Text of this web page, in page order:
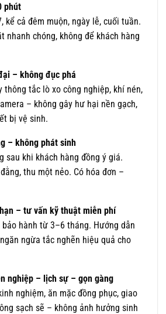
phút
kể cả đêm muộn, ngày lễ, cuối tuần.
nhanh chóng, không để khách hàng
– không đục phá
thông tắc lò xo công nghiệp, khí nén,
– không gây hư hại nền gạch,
bị vệ sinh.
– không phát sinh
sau khi khách hàng đồng ý giá.
thu một nẻo. Có hóa đơn –
– tư vấn kỹ thuật miễn phí
bảo hành từ 3–6 tháng. Hướng dẫn
ngừa tắc nghẽn hiệu quả cho
nghiệp – lịch sự – gọn gàng
nghiệm, ăn mặc đồng phục, giao
sạch sẽ – không ảnh hưởng sinh